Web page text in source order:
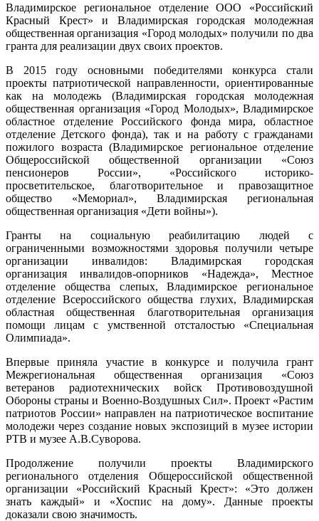
Владимирское региональное отделение ООО «Российский
Красный Крест» и Владимирская городская молодежная
общественная организация «Город молодых» получили по два
гранта для реализации двух своих проектов.
В 2015 году основными победителями конкурса стали
проекты патриотической направленности, ориентированные
как на молодежь (Владимирская городская молодежная
общественная организация «Город Молодых», Владимирское
областное отделение Российского фонда мира, областное
отделение Детского фонда), так и на работу с гражданами
пожилого возраста (Владимирское региональное отделение
Общероссийской общественной организации «Союз
пенсионеров России», «Российского историко-
просветительское, благотворительное и правозащитное
общество «Мемориал», Владимирская региональная
общественная организация «Дети войны»).
Гранты на социальную реабилитацию людей с
ограниченными возможностями здоровья получили четыре
организации инвалидов: Владимирская городская
организация инвалидов-опорников «Надежда», Местное
отделение общества слепых, Владимирское региональное
отделение Всероссийского общества глухих, Владимирская
областная общественная благотворительная организация
помощи лицам с умственной отсталостью «Специальная
Олимпиада».
Впервые приняла участие в конкурсе и получила грант
Межрегиональная общественная организация «Союз
ветеранов радиотехнических войск Противовоздушной
Обороны страны и Военно-Воздушных Сил». Проект «Растим
патриотов России» направлен на патриотическое воспитание
молодежи через создание новых экспозиций в музее истории
РТВ и музее А.В.Суворова.
Продолжение получили проекты Владимирского
регионального отделения Общероссийской общественной
организации «Российский Красный Крест»: «Это должен
знать каждый» и «Хоспис на дому». Данные проекты
доказали свою значимость.